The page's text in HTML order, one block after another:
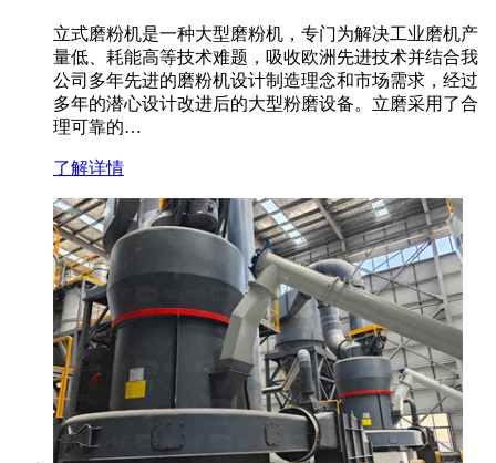
立式磨粉机是一种大型磨粉机，专门为解决工业磨机产
量低、耗能高等技术难题，吸收欧洲先进技术并结合我
公司多年先进的磨粉机设计制造理念和市场需求，经过
多年的潜心设计改进后的大型粉磨设备。立磨采用了合
理可靠的…
了解详情